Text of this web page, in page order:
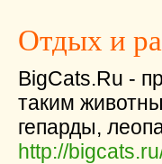
Отдых и
BigCats.Ru -
таким
гепарды,
http://